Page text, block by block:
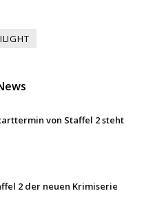
von Staffel 2 steht
2 der neuen Krimiserie